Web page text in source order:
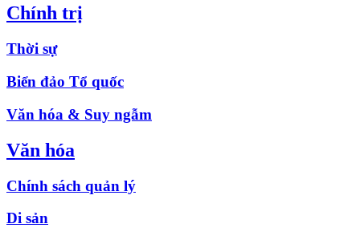
Chính trị
Thời sự
Biển đảo Tổ quốc
Văn hóa & Suy ngẫm
Văn hóa
Chính sách quản lý
Di sản